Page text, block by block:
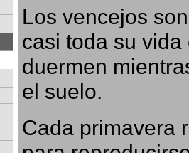
Los vencejos
casi toda su
duermen
el suelo.
Cada primavera